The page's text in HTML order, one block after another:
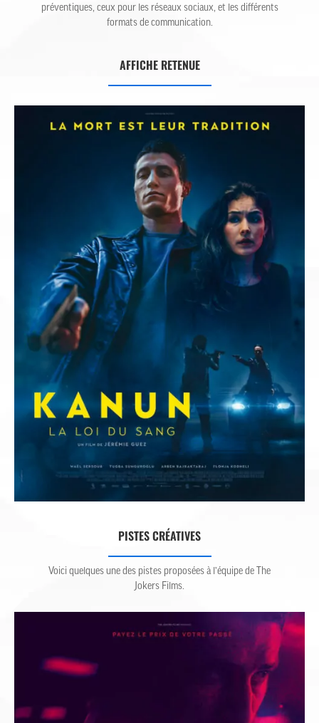
CINÉMA
J’ACCEPTE LES CONDITIONS
JE M’ABONNE
Éric Pastol –
01 49 65 10 30
18, rue de Saisset – 92120 Montrouge
préventiques, ceux pour les réseaux sociaux, et les différents
formats de communication.
AFFICHE RETENUE
PISTES CRÉATIVES
Voici quelques une des pistes proposées à l’équipe de The
Jokers Films.